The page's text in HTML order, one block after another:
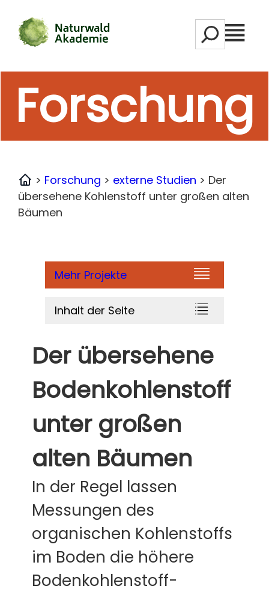
Inhalt
springen
r
c
n
Forschung
Home
> Forschung > externe Studien > Der
übersehene Kohlenstoff unter großen alten
Bäumen
Mehr Projekte
Inhalt der Seite
Der übersehene
Bodenkohlenstoff
unter großen
alten Bäumen
In der Regel lassen
Messungen des
organischen Kohlenstoffs
im Boden die höhere
Bodenkohlenstoff-